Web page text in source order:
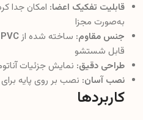
قابلیت تفکیک اعضا: امکان جدا
به‌صورت مجزا
جنس مقاوم: ساخته شده ازPVC نشکن
قابل شستشو
طراحی دقیق: نمایش جزئیات
نصب آسان: نصب بر روی پایه
کاربردها